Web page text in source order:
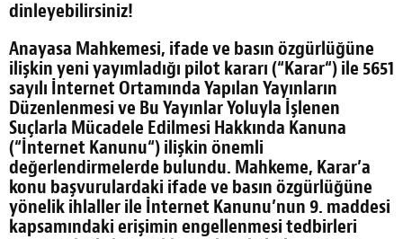
dinleyebilirsiniz!
Anayasa Mahkemesi, ifade ve basın özgürlüğüne
ilişkin yeni yayımladığı pilot kararı (“Karar“) ile 5651
sayılı İnternet Ortamında Yapılan Yayınların
Düzenlenmesi ve Bu Yayınlar Yoluyla İşlenen
Suçlarla Mücadele Edilmesi Hakkında Kanuna
(“İnternet Kanunu“) ilişkin önemli
değerlendirmelerde bulundu. Mahkeme, Karar’a
konu başvurulardaki ifade ve basın özgürlüğüne
yönelik ihlaller ile İnternet Kanunu’nun 9. maddesi
kapsamındaki erişimin engellenmesi tedbirleri